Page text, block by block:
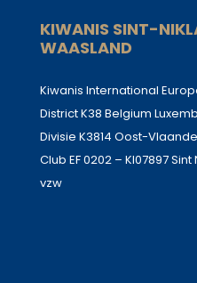
KIWANIS SINT-
WAASLAND
Kiwanis International
District K38 Belgium
Divisie K3814 Oost-
Club EF 0202 – KI07897
vzw